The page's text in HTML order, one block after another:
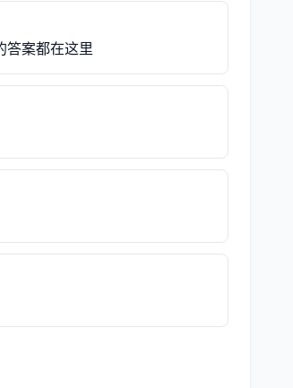
答案都在这里